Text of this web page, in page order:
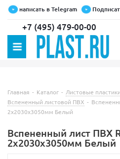
написать в Telegram
+7 (495) 479-00-00
Главная - Каталог - Листовые пластики
Вспененный листовой ПВХ -
2х2030х3050мм Белый
Вспененный лист ПВХ
2х2030х3050мм Белый